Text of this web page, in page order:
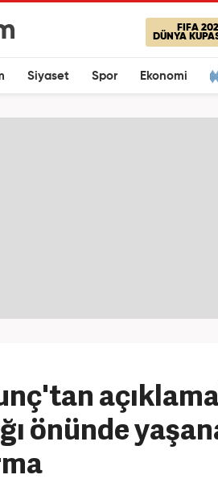
FIFA
DÜNYA
Siyaset Spor Ekonomi
önünde